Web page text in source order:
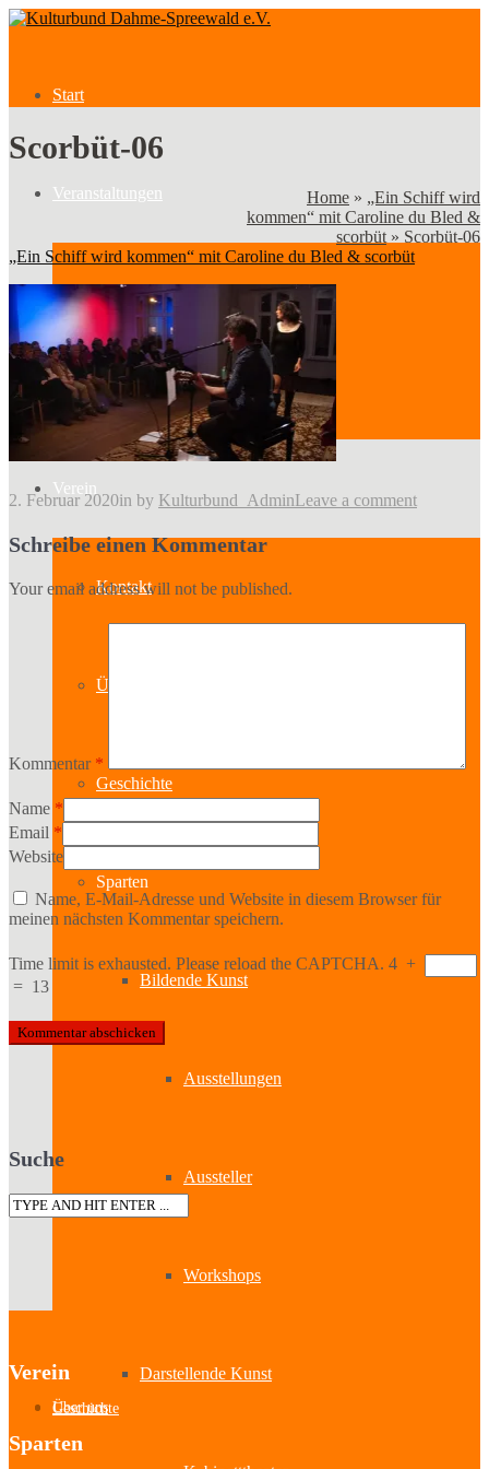
Start
Veranstaltungen
Veranstaltungen
Kategorien
Verein
Kontakt
Über uns
Geschichte
Sparten
Bildende Kunst
Ausstellungen
Aussteller
Workshops
Darstellende Kunst
Scorbüt-06
Home » „Ein Schiff wird
kommen“ mit Caroline du Bled &
scorbüt » Scorbüt-06
„Ein Schiff wird kommen“ mit Caroline du Bled & scorbüt
2. Februar 2020in by Kulturbund_AdminLeave a comment
Schreibe einen Kommentar
Your email address will not be published.
Kommentar *
Name *
Email *
Website
Name, E-Mail-Adresse und Website in diesem Browser für
meinen nächsten Kommentar speichern.
Time limit is exhausted. Please reload the CAPTCHA. 4 +
= 13
Suche
Verein
Über uns
Geschichte
Sparten